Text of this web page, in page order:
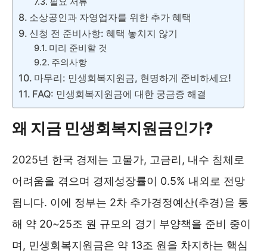
소상공인과 자영업자를 위한 추가 혜택
신청 전 준비사항: 혜택 놓치지 않기
미리 준비할 것
주의사항
마무리: 민생회복지원금, 현명하게 준비하세요!
FAQ: 민생회복지원금에 대한 궁금증 해결
왜 지금 민생회복지원금인가?
2025년 한국 경제는 고물가, 고금리, 내수 침체로
어려움을 겪으며 경제성장률이 0.5% 내외로 전망
됩니다. 이에 정부는 2차 추가경정예산(추경)을 통
해 약 20~25조 원 규모의 경기 부양책을 준비 중이
며, 민생회복지원금은 약 13조 원을 차지하는 핵심